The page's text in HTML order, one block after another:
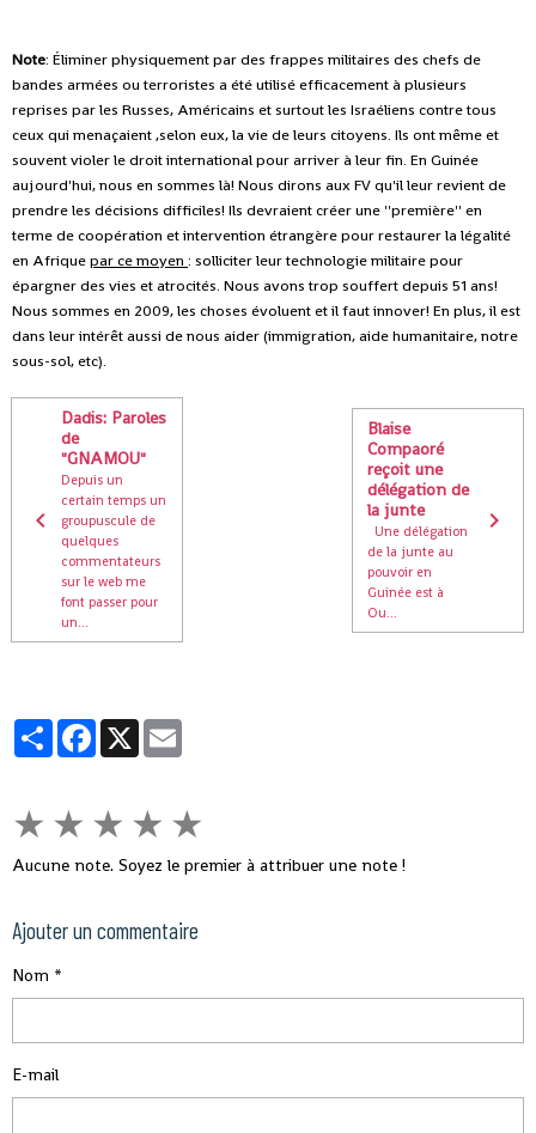
Note: Éliminer physiquement par des frappes militaires des chefs de
bandes armées ou terroristes a été utilisé efficacement à plusieurs
reprises par les Russes, Américains et surtout les Israéliens contre tous
ceux qui menaçaient ,selon eux, la vie de leurs citoyens. Ils ont même et
souvent violer le droit international pour arriver à leur fin. En Guinée
aujourd'hui, nous en sommes là! Nous dirons aux FV qu'il leur revient de
prendre les décisions difficiles! Ils devraient créer une ''première'' en
terme de coopération et intervention étrangère pour restaurer la légalité
en Afriquepar ce moyen : solliciter leur technologie militaire pour
épargner des vies et atrocités. Nous avons trop souffert depuis 51 ans!
Nous sommes en 2009, les choses évoluent et il faut innover! En plus, il est
dans leur intérêt aussi de nous aider (immigration, aide humanitaire, notre
sous-sol, etc).
Dadis: Paroles
de
"GNAMOU"
Depuis un
certain temps un
groupuscule de
quelques
commentateurs
sur le web me
font passer pour
un...
Blaise
Compaoré
reçoit une
délégation de
la junte
Une délégation
de la junte au
pouvoir en
Guinée est à
Ou...
PartagerFacebook
X
★ ★ ★ ★ ★
Aucune note. Soyez le premier à attribuer une note !
Ajouter un commentaire
Nom
E-mail